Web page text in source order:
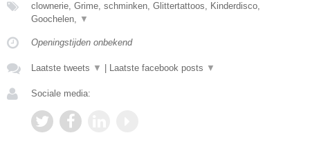
clownerie, Grime, schminken, Glittertattoos, Kinderdisco,
Goochelen, ▼
Openingstijden onbekend
Laatste tweets ▼ Laatste facebook posts ▼
Sociale media: